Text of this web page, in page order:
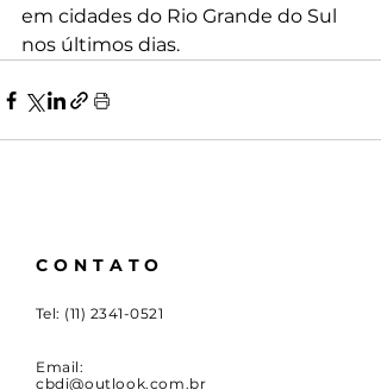
em cidades do Rio Grande do Sul
nos últimos dias.
CONTATO
Tel: (11) 2341-0521
Email:
cbdi@outlook.com.br